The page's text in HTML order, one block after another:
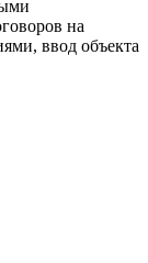
на
ввод объекта